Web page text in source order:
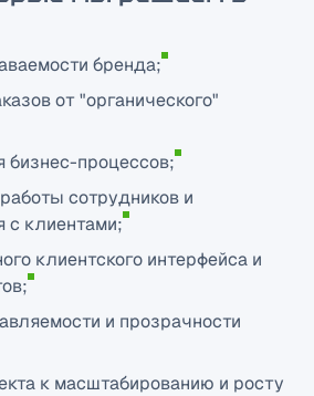
бренда;
от "органического"
бизнес-процессов;
сотрудников и
с клиентами;
клиентского интерфейса и
и прозрачности
к масштабированию и росту